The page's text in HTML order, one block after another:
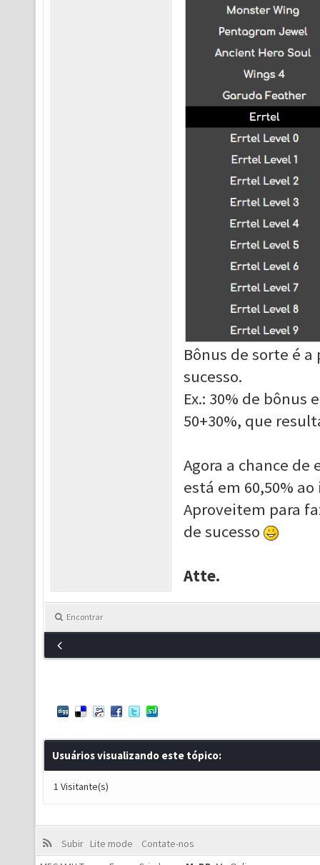
Bônus de sorte é
sucesso.
Ex.: 30% de bônus
50+30%, que
Agora a chance
está em 60,50% ao
Aproveitem para
de sucesso
Atte.
Encontrar
Usuários visualizando este tópico:
1 Visitante(s)
Subir Lite mode
Contate-nos